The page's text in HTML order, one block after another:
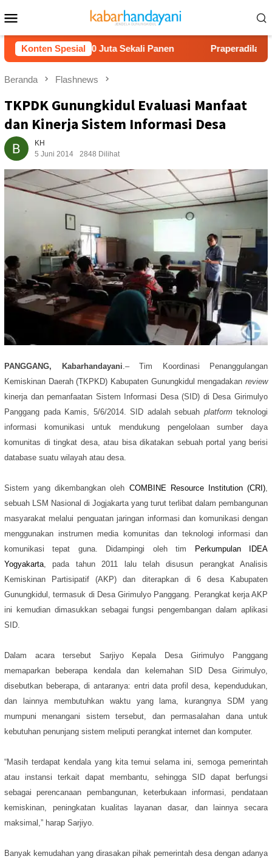
ke
kontenMobile
Konten Spesial
Rp40 Juta Sekali Panen Praperadilan Raudi
Beranda Flashnews
TKPDK Gunungkidul Evaluasi Manfaat
dan Kinerja Sistem Informasi Desa
KH
5 Juni 2014
2848 Dilihat
PANGGANG, Kabarhandayani.– Tim Koordinasi Penanggulangan
Kemiskinan Daerah (TKPKD) Kabupaten Gunungkidul mengadakan review
kinerja dan pemanfaatan Sistem Informasi Desa (SID) di Desa Girimulyo
Panggang pada Kamis, 5/6/2014. SID adalah sebuah platform teknologi
informasi komunikasi untuk mendukung pengelolaan sumber daya
komunitas di tingkat desa, atau bisa dikatakan sebuah portal yang berisi
database suatu wilayah atau desa.
Sistem yang dikembangkan oleh COMBINE Resource Institution (CRI),
sebuah LSM Nasional di Jogjakarta yang turut terlibat dalam pembangunan
masyarakat melalui penguatan jaringan informasi dan komunikasi dengan
menggunakan instrumen media komunitas dan teknologi informasi dan
komunikasi tepat guna. Didampingi oleh tim
Perkumpulan IDEA
Yogyakarta, padatahun 2011 lalu telah disusun perangkat Analisis
Kemiskinan Partisipatif (AKP)dan diterapkan di 6 desa
Kabupaten
Gunungkidul, termasuk di Desa Girimulyo Panggang. Perangkat kerja AKP
ini kemudian dimasukkan sebagai fungsi pengembangan dalam aplikasi
SID.
Dalam acara tersebut Sarjiyo Kepala Desa Girimulyo Panggang
memaparkan beberapa kendala dan kelemahan SID Desa Girimulyo,
disebutkan beberapa, di antaranya: entri data profil desa, kependudukan,
dan lainnya membutuhkan waktu yang lama, kurangnya SDM yang
mumpuni menangani sistem tersebut, dan permasalahan dana untuk
kebutuhan penunjang sistem meliputi perangkat internet dan komputer.
“Masih terdapat kendala yang kita temui selama ini, semoga pemerintah
atau instansi terkait dapat membantu, sehingga SID dapat berfungsi
sebagai perencanaan pembangunan, keterbukaan informasi, pendataan
kemiskinan, peningkatan kualitas layanan dasar, dan lainnya secara
maksimal,” harap Sarjiyo.
Banyak kemudahan yang dirasakan pihak pemerintah desa dengan adanya